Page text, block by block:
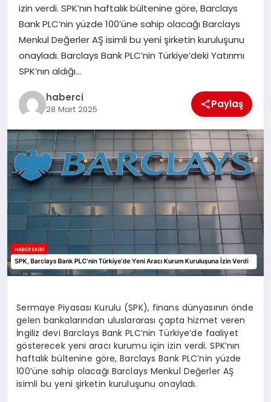
TEKNOLOJI
YAŞAM
izin verdi. SPK’nın haftalık bültenine göre, Barclays
Bank PLC’nin yüzde 100’üne sahip olacağı Barclays
Menkul Değerler AŞ isimli bu yeni şirketin kuruluşunu
onayladı. Barclays Bank PLC’nin Türkiye’deki Yatırımı
SPK’nın aldığı…
haberci
28 Mart 2025 Paylaş
Sermaye Piyasası Kurulu (SPK), finans dünyasının önde
gelen bankalarından uluslararası çapta hizmet veren
İngiliz devi Barclays Bank PLC’nin Türkiye’de faaliyet
gösterecek yeni aracı kurumu için izin verdi. SPK’nın
haftalık bültenine göre, Barclays Bank PLC’nin yüzde
100’üne sahip olacağı Barclays Menkul Değerler AŞ
isimli bu yeni şirketin kuruluşunu onayladı.